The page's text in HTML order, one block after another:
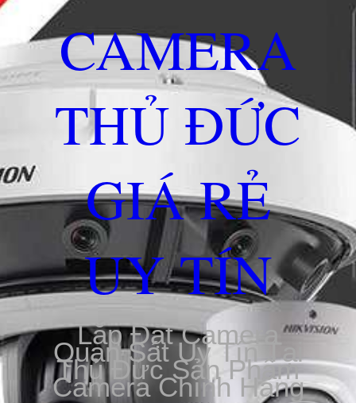
CAMERA
THỦ ĐỨC
GIÁ RẺ
UY TÍN
Lắp Đặt Camera
Quan Sát Uy Tín Tại
Thủ Đức Sản Phẩm
Camera Chính Hãng